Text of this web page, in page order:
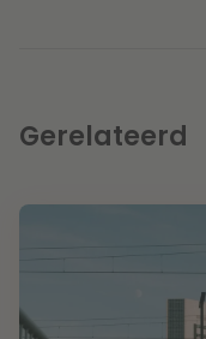
Gerelateerd